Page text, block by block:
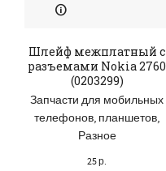
Шлейф межплатный с
разъемами Nokia 2760
(0203299)
Запчасти для мобильных
телефонов, планшетов,
Разное
25р.